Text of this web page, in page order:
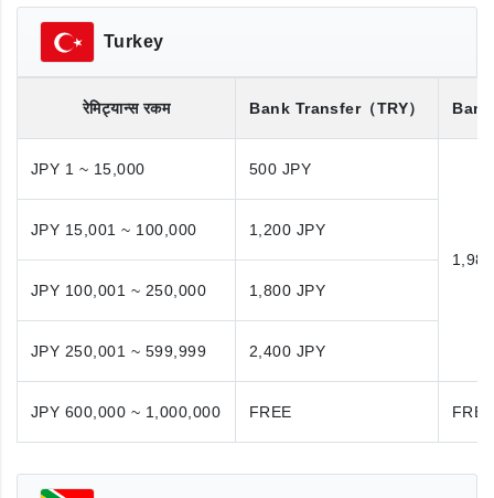
Turkey
रेमिट्यान्स रकम Bank Transfer（TRY）
JPY 1 ~ 15,000 500 JPY
JPY 15,001 ~ 100,000 1,200 JPY
JPY 100,001 ~ 250,000 1,800 JPY
JPY 250,001 ~ 599,999 2,400 JPY
JPY 600,000 ~ 1,000,000 FREE FREE